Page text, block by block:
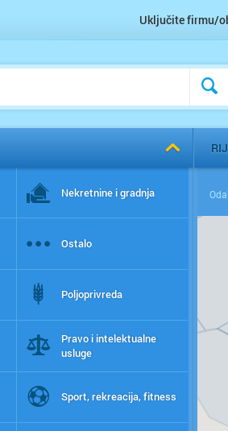
Uključite firmu/
Nekretnine i gradnja
Ostalo
Poljoprivreda
Pravo i intelektualne
usluge
Sport, rekreacija, fitness